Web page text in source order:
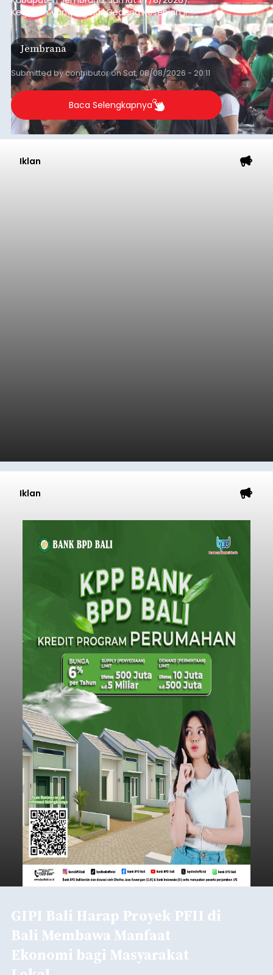
Kegiatan yang digelar Gedung Kesenian Ir.
Soekarno ini memadukan pemberdayaan
ekonomi masyarakat dengan aksi sosial tersebut
mendapat antusiasme tinggi dan mencatat nilai
transaksi mencapai Rp672.733.200.
Jembrana
Submitted bycontributoronSat, 08/08/2026 - 20:11
Baca Selengkapnya
Iklan
Iklan
GIPI Bali Harap Proyek PFII di
Bali Membawa Manfaat
Ekonomi bagi Masyarakat